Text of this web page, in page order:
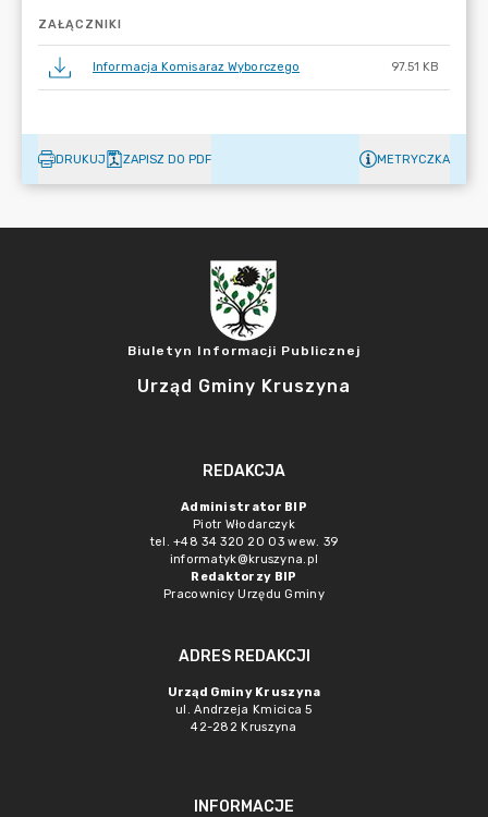
ZAŁĄCZNIKI
Informacja Komisaraz Wyborczego 97.51 KB
DRUKUJ ZAPISZ DO PDF METRYCZKA
Biuletyn Informacji Publicznej
Urząd Gminy Kruszyna
REDAKCJA
Administrator BIP
Piotr Włodarczyk
tel. +48 34 320 20 03 wew. 39
informatyk@kruszyna.pl
Redaktorzy BIP
Pracownicy Urzędu Gminy
ADRES REDAKCJI
Urząd Gminy Kruszyna
ul. Andrzeja Kmicica 5
42-282 Kruszyna
INFORMACJE